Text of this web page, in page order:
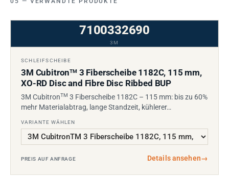
7100332690
3M
SCHLEIFSCHEIBE
3M CubitronTM3 Fiberscheibe 1182C, 115 mm,
XO-RD Disc and Fibre Disc Ribbed BUP
3M CubitronTM 3 Fiberscheibe 1182C – 115 mm: bis zu 60%
mehr Materialabtrag, lange Standzeit, kühlerer…
VARIANTE WÄHLEN
PREIS AUF ANFRAGE Details ansehen→